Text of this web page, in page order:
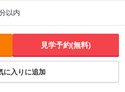
以内
見学予約(無料)
に入りに追加